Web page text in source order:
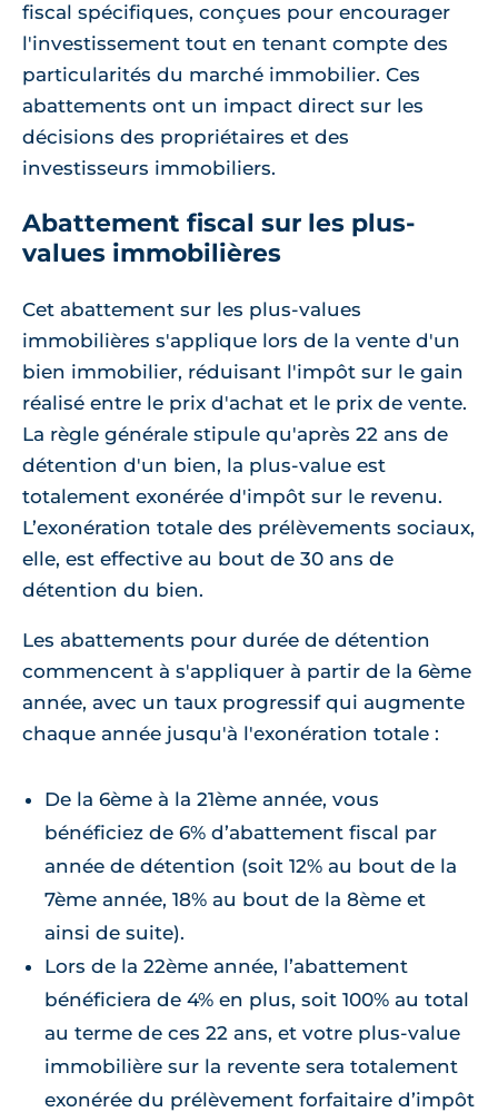
fiscal spécifiques, conçues pour encourager
l'investissement tout en tenant compte des
particularités du marché immobilier. Ces
abattements ont un impact direct sur les
décisions des propriétaires et des
investisseurs immobiliers.
Abattement fiscal sur les plus-
values immobilières
Cet abattement sur les plus-values
immobilières s'applique lors de la vente d'un
bien immobilier, réduisant l'impôt sur le gain
réalisé entre le prix d'achat et le prix de vente.
La règle générale stipule qu'après 22 ans de
détention d'un bien, la plus-value est
totalement exonérée d'impôt sur le revenu.
L’exonération totale des prélèvements sociaux,
elle, est effective au bout de 30 ans de
détention du bien.
Les abattements pour durée de détention
commencent à s'appliquer à partir de la 6ème
année, avec un taux progressif qui augmente
chaque année jusqu'à l'exonération totale :
De la 6ème à la 21ème année, vous
bénéficiez de 6% d’abattement fiscal par
année de détention (soit 12% au bout de la
7ème année, 18% au bout de la 8ème et
ainsi de suite).
Lors de la 22ème année, l’abattement
bénéficiera de 4% en plus, soit 100% au total
au terme de ces 22 ans, et votre plus-value
immobilière sur la revente sera totalement
exonérée du prélèvement forfaitaire d’impôt